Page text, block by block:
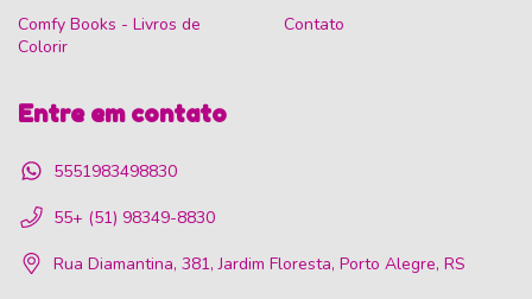
Comfy Books - Livros de
Colorir
Contato
Entre em contato
5551983498830
55+ (51) 98349-8830
Rua Diamantina, 381, Jardim Floresta, Porto Alegre, RS